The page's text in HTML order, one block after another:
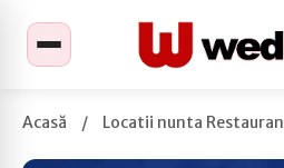
Acasă / Locatii nunta